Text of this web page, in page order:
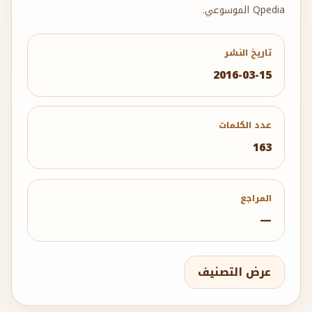
Qpedia الموسوعي.
تاريخ النشر
2016-03-15
عدد الكلمات
163
المراجع
—
عرض التصنيف